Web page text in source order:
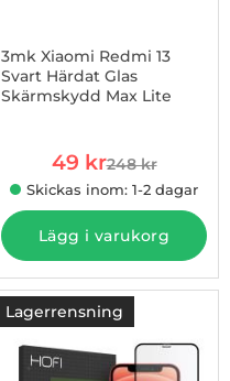
3mk Xiaomi Redmi 13
Svart Härdat Glas
Skärmskydd Max Lite
rea pris
49 krtidigare pris
248 kr
Skickas inom: 1-2 dagar
Lägg i varukorg
-58%
Lagerrensning